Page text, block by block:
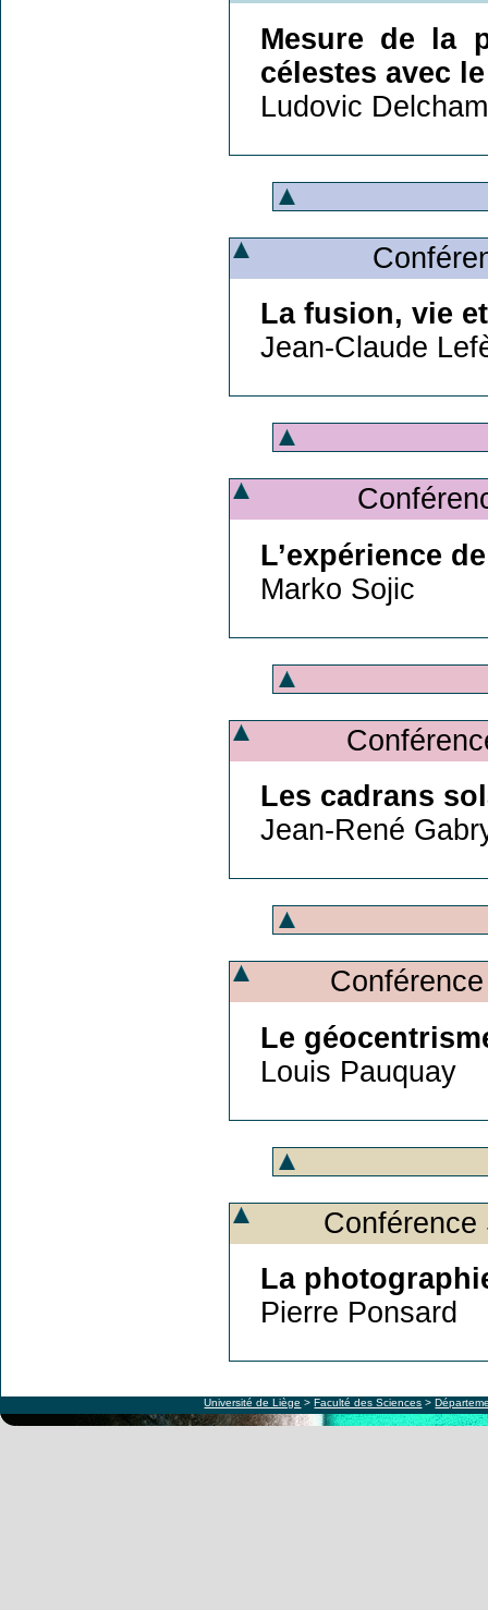
Mesure de la
célestes avec
Ludovic
La fusion, vie
Jean-Claude
L’expérience
Marko Sojic
Les cadrans
Jean-René
Le
Louis Pauquay
La
Pierre Ponsard
Université de Liège >Faculté des Sciences >